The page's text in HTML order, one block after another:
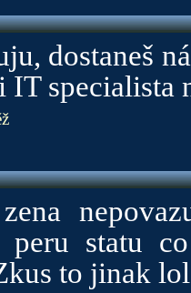
dostaneš
IT specialista
peru statu
to jinak